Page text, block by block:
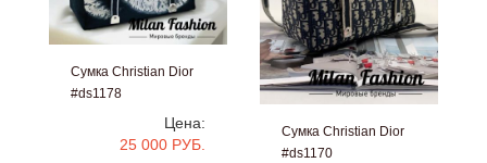
Сумка Christian Dior
#ds1178
Цена:
25 000 РУБ.
Сумка Christian Dior
#ds1170